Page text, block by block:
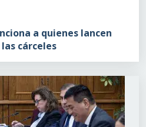
a quienes lancen
cárceles